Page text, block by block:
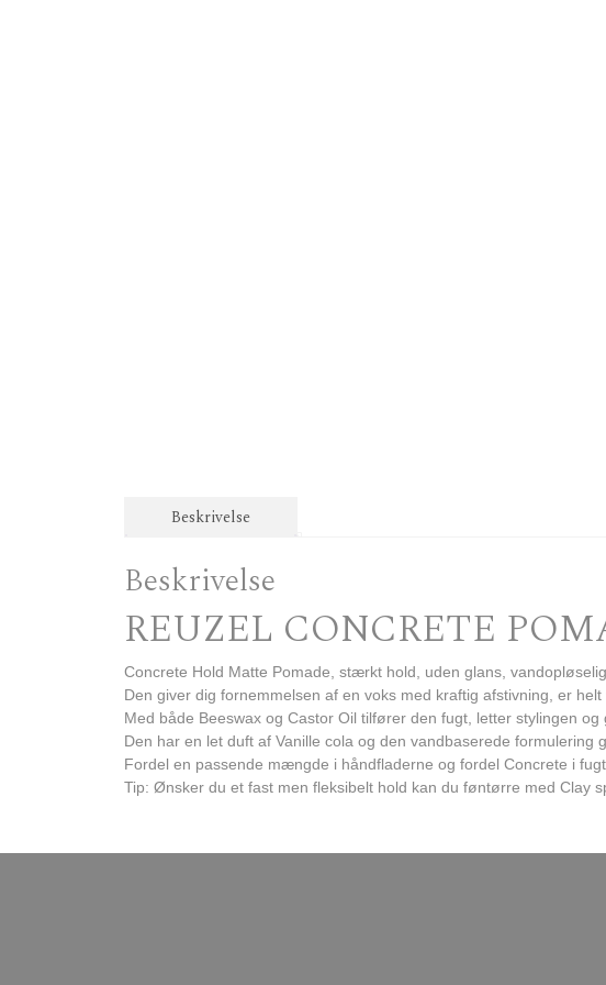
Beskrivelse
Beskrivelse
REUZEL CONCRETE
Concrete Hold Matte Pomade, stærkt hold, uden glans, vandopløselig.
Den giver dig fornemmelsen af en voks med kraftig afstivning, er
Med både Beeswax og Castor Oil tilfører den fugt, letter stylingen og
Den har en let duft af Vanille cola og den vandbaserede formulering
Fordel en passende mængde i håndfladerne og fordel Concrete i
Tip: Ønsker du et fast men fleksibelt hold kan du føntørre med Clay